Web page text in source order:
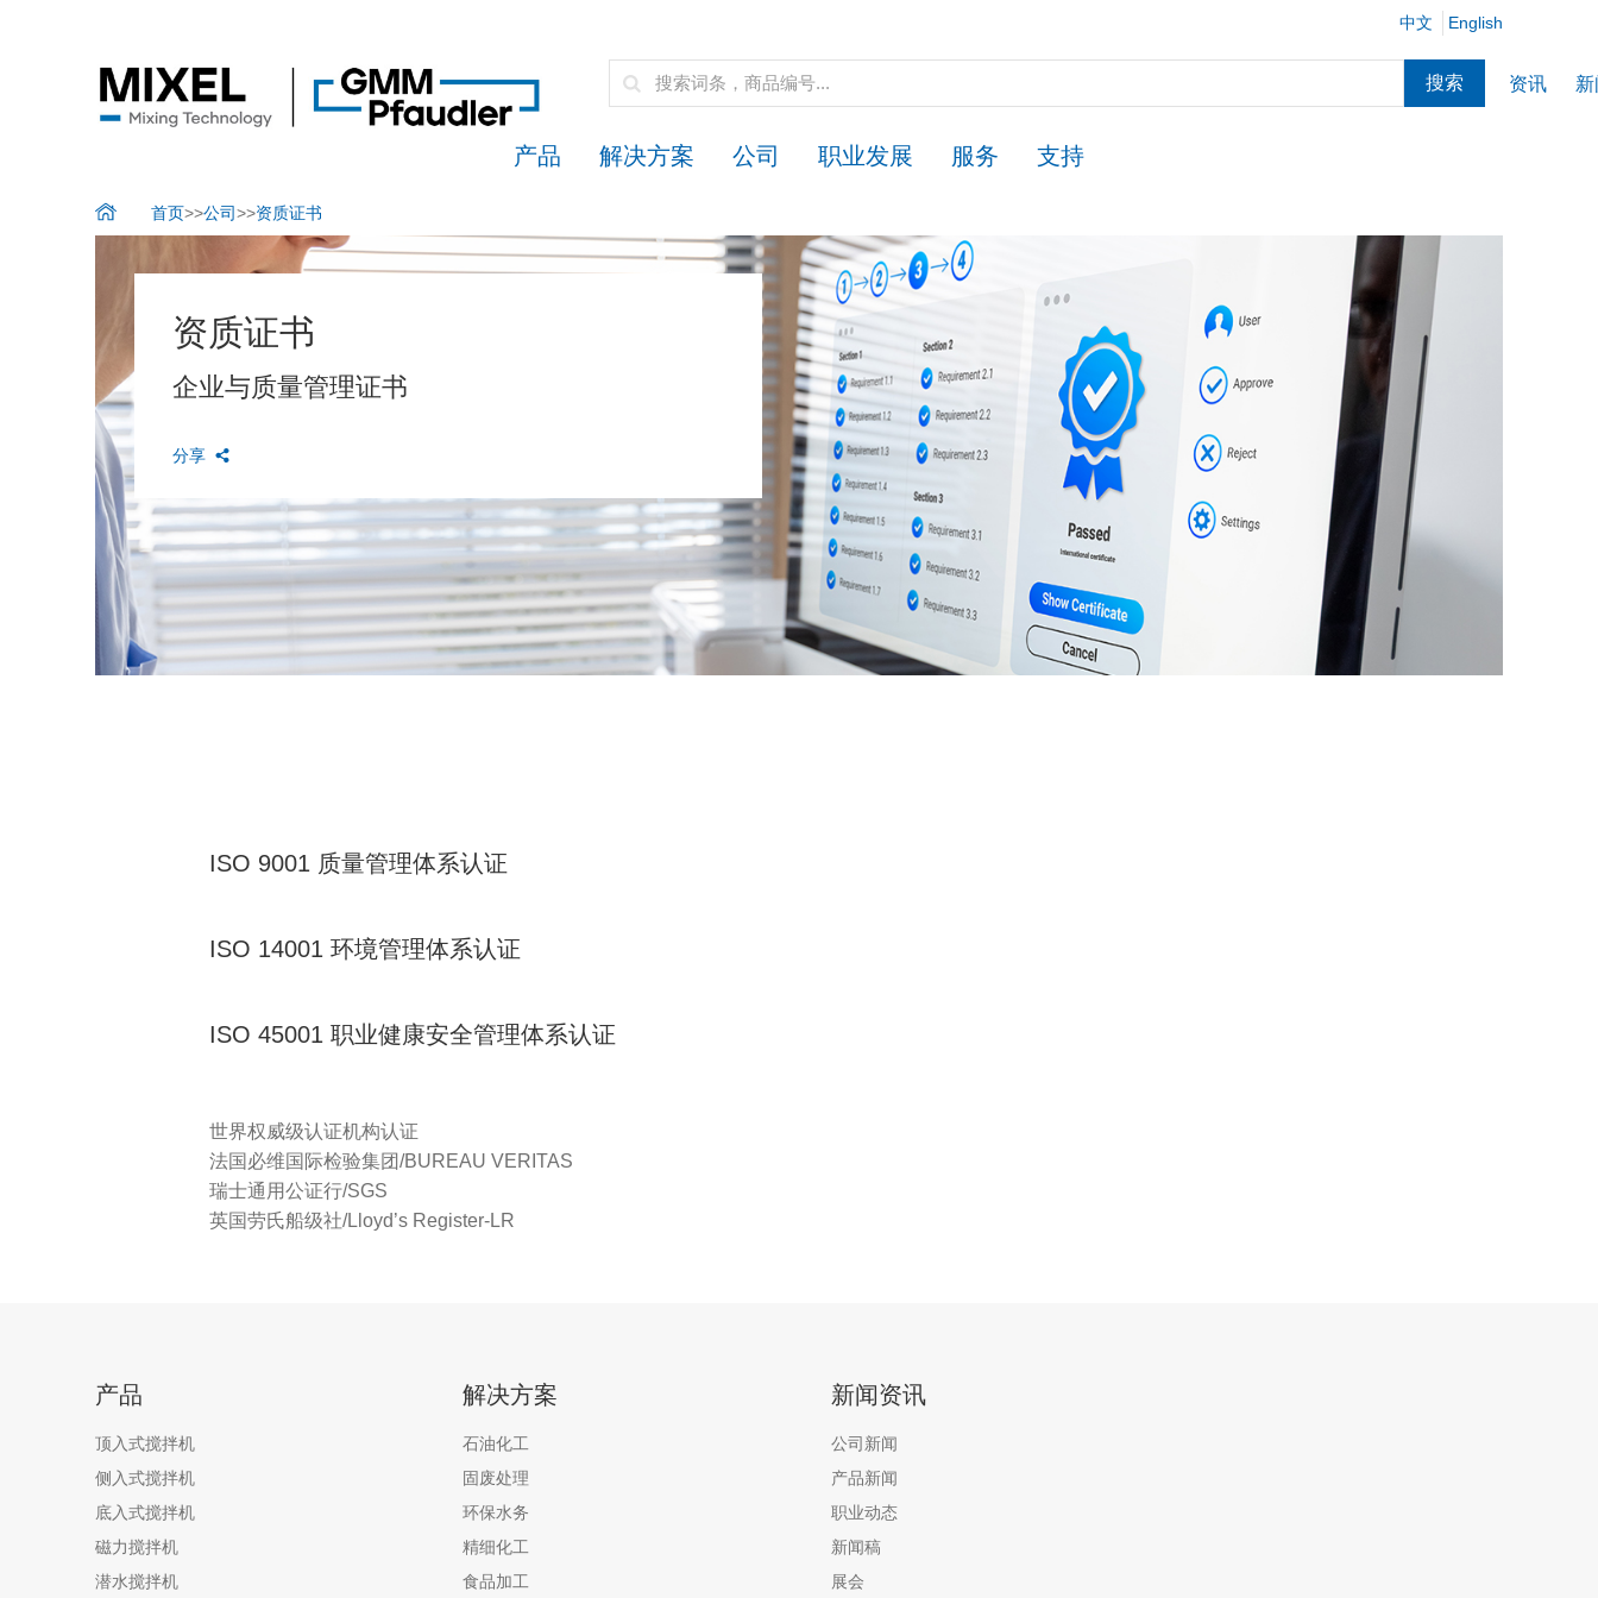
中文 English
搜索 资讯
产品 解决方案 公司 职业发展 服务 支持
首页>>公司>>资质证书
资质证书
企业与质量管理证书
分享
ISO 9001 质量管理体系认证
ISO 14001 环境管理体系认证
ISO 45001 职业健康安全管理体系认证
世界权威级认证机构认证
法国必维国际检验集团/BUREAU VERITAS
瑞士通用公证行/SGS
英国劳氏船级社/Lloyd’s Register-LR
产品
顶入式搅拌机
侧入式搅拌机
底入式搅拌机
磁力搅拌机
潜水搅拌机
解决方案
石油化工
固废处理
环保水务
精细化工
食品加工
新闻资讯
公司新闻
产品新闻
职业动态
新闻稿
展会